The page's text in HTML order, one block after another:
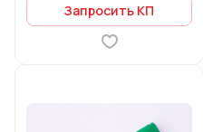
Запросить КП